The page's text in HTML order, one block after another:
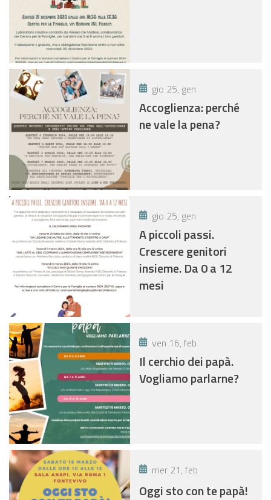
gio 25, gen
Accoglienza: perché
ne vale la pena?
gio 25, gen
A piccoli passi.
Crescere genitori
insieme. Da 0 a 12
mesi
ven 16, feb
Il cerchio dei papà.
Vogliamo parlarne?
mer 21, feb
Oggi sto con te papà!